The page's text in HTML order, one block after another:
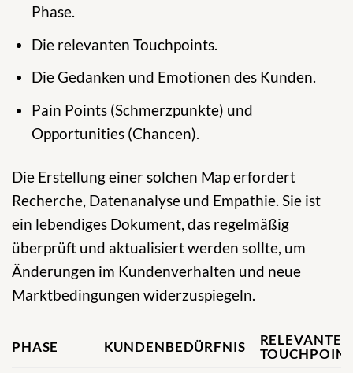
Phase.
Die relevanten Touchpoints.
Die Gedanken und Emotionen des Kunden.
Pain Points (Schmerzpunkte) und
Opportunities (Chancen).
Die Erstellung einer solchen Map erfordert
Recherche, Datenanalyse und Empathie. Sie ist
ein lebendiges Dokument, das regelmäßig
überprüft und aktualisiert werden sollte, um
Änderungen im Kundenverhalten und neue
Marktbedingungen widerzuspiegeln.
PHASE KUNDENBEDÜRFNIS
RELEVANTE